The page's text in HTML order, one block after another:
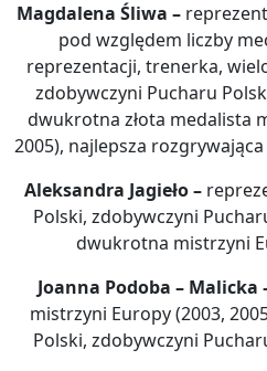
Magdalena Śliwa –
pod względem liczby
reprezentacji, trenerka,
zdobywczyni Pucharu
dwukrotna złota medalista
2005), najlepsza
Aleksandra Jagieło–
Polski, zdobywczyni
dwukrotna mistrzyni
Joanna Podoba – Malicka
mistrzyni Europy (2003,
Polski, zdobywczyni